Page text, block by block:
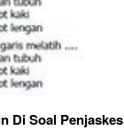
Di Soal Penjaskes